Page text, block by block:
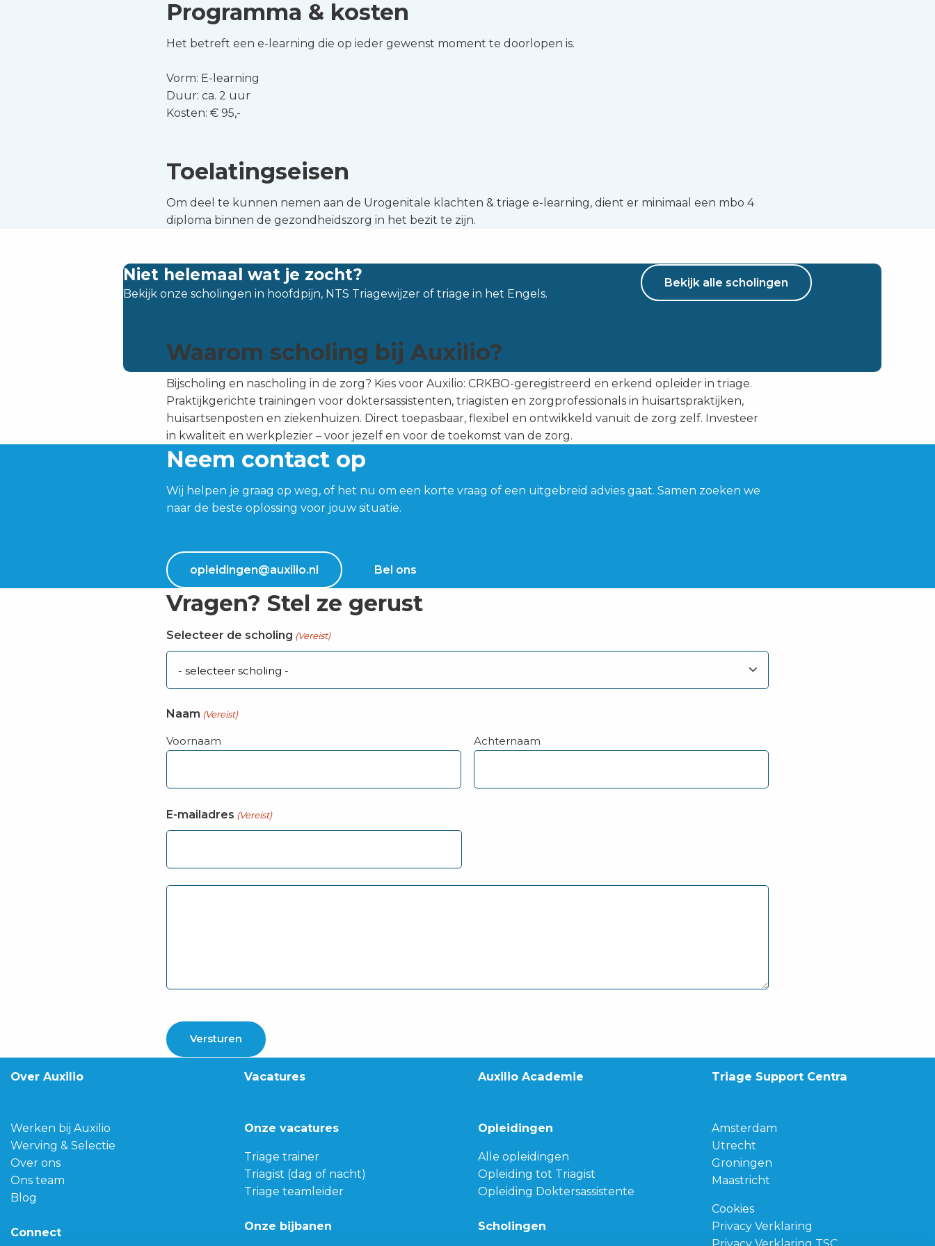
Programma & kosten
Het betreft een e-learning die op ieder gewenst moment te doorlopen is.
Vorm: E-learning
Duur: ca. 2 uur
Kosten: € 95,-
Toelatingseisen
Om deel te kunnen nemen aan de Urogenitale klachten & triage e-learning, dient er minimaal een mbo 4
diploma binnen de gezondheidszorg in het bezit te zijn.
Niet helemaal wat je zocht?
Bekijk onze scholingen in hoofdpijn, NTS Triagewijzer of triage in het Engels.
Bekijk alle scholingen
Waarom scholing bij Auxilio?
Bijscholing en nascholing in de zorg? Kies voor Auxilio: CRKBO-geregistreerd en erkend opleider in triage.
Praktijkgerichte trainingen voor doktersassistenten, triagisten en zorgprofessionals in huisartspraktijken,
huisartsenposten en ziekenhuizen. Direct toepasbaar, flexibel en ontwikkeld vanuit de zorg zelf. Investeer
in kwaliteit en werkplezier – voor jezelf en voor de toekomst van de zorg.
Neem contact op
Wij helpen je graag op weg, of het nu om een korte vraag of een uitgebreid advies gaat. Samen zoeken we
naar de beste oplossing voor jouw situatie.
opleidingen@auxilio.nl Bel ons
Vragen? Stel ze gerust
Selecteer de scholing (Vereist)
Naam (Vereist)
Voornaam Achternaam
E-mailadres (Vereist)
Over Auxilio
Werken bij Auxilio
Werving & Selectie
Over ons
Ons team
Blog
Connect
Vacatures
Onze vacatures
Triage trainer
Triagist (dag of nacht)
Triage teamleider
Onze bijbanen
Auxilio Academie
Opleidingen
Alle opleidingen
Opleiding tot Triagist
Opleiding Doktersassistente
Scholingen
Triage Support Centra
Amsterdam
Utrecht
Groningen
Maastricht
Cookies
Privacy Verklaring
Privacy Verklaring TSC